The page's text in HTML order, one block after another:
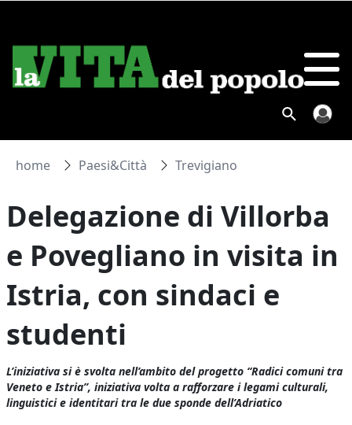
home Paesi&Città Trevigiano
Delegazione di Villorba
e Povegliano in visita in
Istria, con sindaci e
studenti
L’iniziativa si è svolta nell’ambito del progetto “Radici comuni tra
Veneto e Istria”, iniziativa volta a rafforzare i legami culturali,
linguistici e identitari tra le due sponde dell’Adriatico